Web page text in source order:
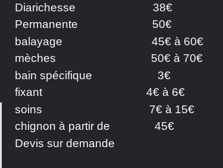
Diarichesse 38€
Permanente 50€
balayage 45€ à 60€
mèches 50€ à 70€
bain spécifique 3€
fixant 4€ à 6€
soins 7€ à 15€
chignon à partir de 45€
Devis sur demande